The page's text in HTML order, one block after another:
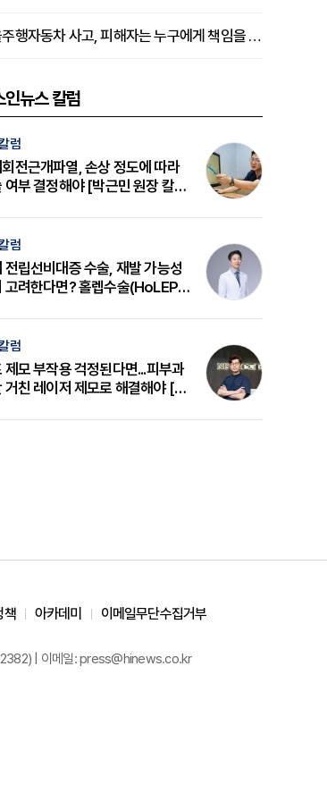
자율주행자동차 사고, 피해자는 누구에게 책임을 물을 수 있을까
인뉴스 칼럼
럼
전근개파열, 손상 정도에 따라
여부 결정해야 [박근민 원장 칼
럼
전립선비대증 수술, 재발 가능성
고려한다면? 홀렙수술(HoLEP)
럼
제모 부작용 걱정된다면...피부과
거친 레이저 제모로 해결해야 [변
책 아카데미 이메일무단수집거부
| 이메일: press@hinews.co.kr